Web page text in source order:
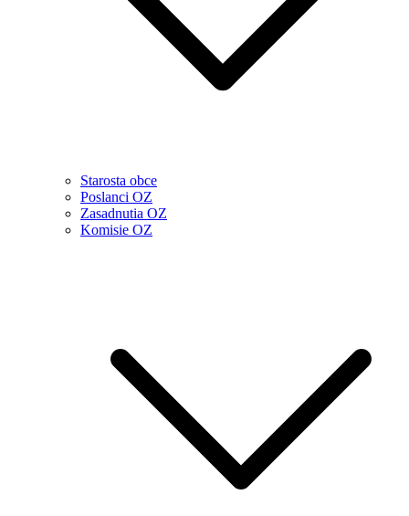
Starosta obce
Poslanci OZ
Zasadnutia OZ
Komisie OZ